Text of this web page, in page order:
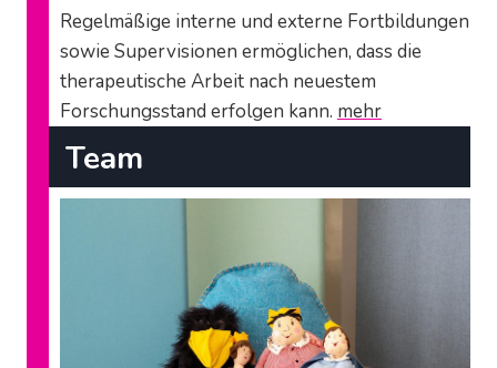
A
E
U
T
I
N
,
L
Regelmäßige interne und externe Fortbildungen
sowie Supervisionen ermöglichen, dass die
therapeutische Arbeit nach neuestem
Forschungsstand erfolgen kann. mehr
Team